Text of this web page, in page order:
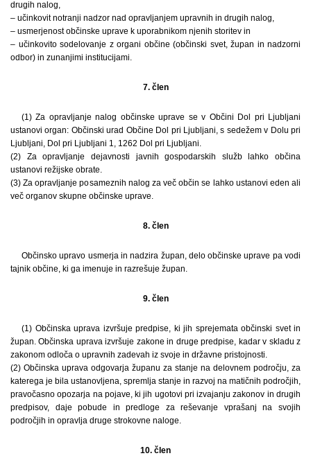
drugih nalog,
– učinkovit notranji nadzor nad opravljanjem upravnih in drugih nalog,
– usmerjenost občinske uprave k uporabnikom njenih storitev in
– učinkovito sodelovanje z organi občine (občinski svet, župan in nadzorni
odbor) in zunanjimi institucijami.
7. člen
(1) Za opravljanje nalog občinske uprave se v Občini Dol pri Ljubljani
ustanovi organ: Občinski urad Občine Dol pri Ljubljani, s sedežem v Dolu pri
Ljubljani, Dol pri Ljubljani 1, 1262 Dol pri Ljubljani.
(2) Za opravljanje dejavnosti javnih gospodarskih služb lahko občina
ustanovi režijske obrate.
(3) Za opravljanje posameznih nalog za več občin se lahko ustanovi eden ali
več organov skupne občinske uprave.
8. člen
Občinsko upravo usmerja in nadzira župan, delo občinske uprave pa vodi
tajnik občine, ki ga imenuje in razrešuje župan.
9. člen
(1) Občinska uprava izvršuje predpise, ki jih sprejemata občinski svet in
župan. Občinska uprava izvršuje zakone in druge predpise, kadar v skladu z
zakonom odloča o upravnih zadevah iz svoje in državne pristojnosti.
(2) Občinska uprava odgovarja županu za stanje na delovnem področju, za
katerega je bila ustanovljena, spremlja stanje in razvoj na matičnih področjih,
pravočasno opozarja na pojave, ki jih ugotovi pri izvajanju zakonov in drugih
predpisov, daje pobude in predloge za reševanje vprašanj na svojih
področjih in opravlja druge strokovne naloge.
10. člen